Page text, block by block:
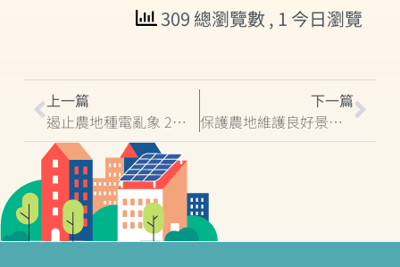
309 總瀏覽數, 1 今日瀏覽
上一篇
遏止農地種電亂象 2公頃以下農地不同意變更使用臺東縣府呼籲民眾先了解自身權益
下一篇
保護農地維護良好景觀 臺東縣政府嚴守2公頃以下農地變更作為光電設施